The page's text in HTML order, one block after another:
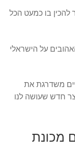
בו כמעט הכל
על הישראלי
משדרגת את
חדש שעושה לנו
מכונת